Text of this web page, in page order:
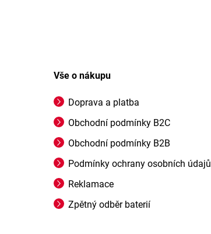
Vše o nákupu
Doprava a platba
Obchodní podmínky B2C
Obchodní podmínky B2B
Podmínky ochrany osobních údajů
Reklamace
Zpětný odběr baterií